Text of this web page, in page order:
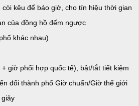
kêu để báo giờ, cho tín hiệu thời gian
của đồng hồ đếm ngược
khác nhau)
giờ phối hợp quốc tế), bật/tắt tiết kiệm
đổi thành phố Giờ chuẩn/Giờ thế giới